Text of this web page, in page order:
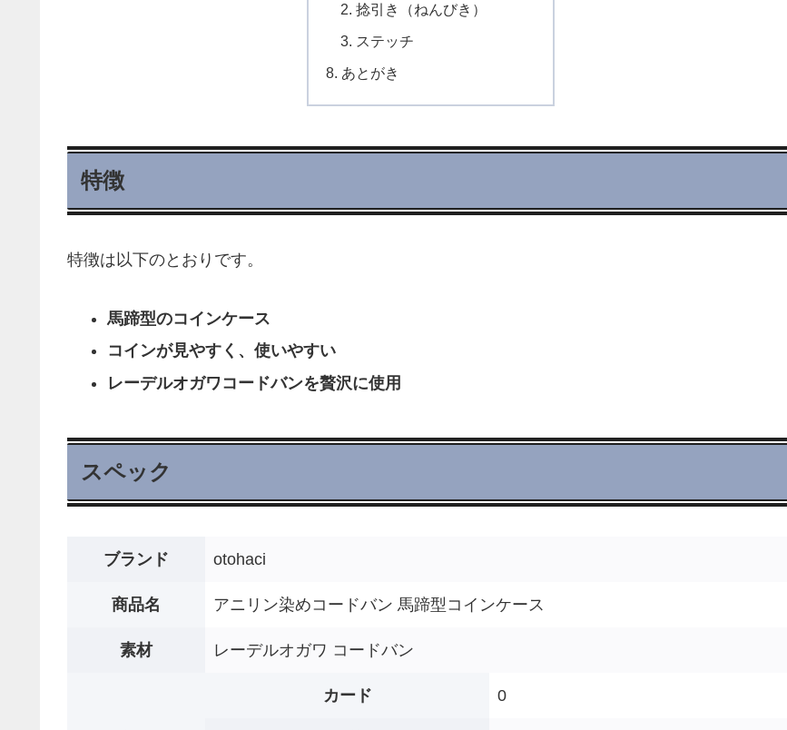
捻引き（ねんびき）
ステッチ
あとがき
特徴
特徴は以下のとおりです。
馬蹄型のコインケース
コインが見やすく、使いやすい
レーデルオガワコードバンを贅沢に使用
スペック
ブランド otohaci
商品名 アニリン染めコードバン 馬蹄型コインケース
素材 レーデルオガワ コードバン
カード 0